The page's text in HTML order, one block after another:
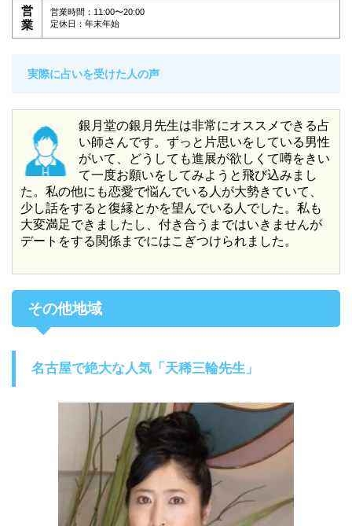
営
業
営業時間：11:00〜20:00
定休日：年末年始
実際に占いを受けた人の声
銀月堂の銀月先生は非常にオススメできる占
い師さんです。ずっと片思いをしている男性
がいて、どうしても進展が欲しくて噂をきい
て一度お願いをしてみようと飛び込みまし
た。私の他にも恋愛で悩んでいる人が大勢きていて、
少し話をすると復縁とかを望んでいる人でした。私も
大変満足できましたし、付き合うまではいきませんが
デートをする関係までにはこぎつけられました。
その他地域
名古屋で絶大な人気「天稀三輪先生」